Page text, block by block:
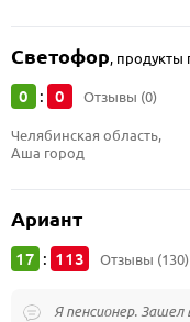
Светофор, продукты
0 : 0 Отзывы (0)
Челябинская область,
Аша город
Ариант
17 : 113 Отзывы (130)
Я пенсионер. Зашел